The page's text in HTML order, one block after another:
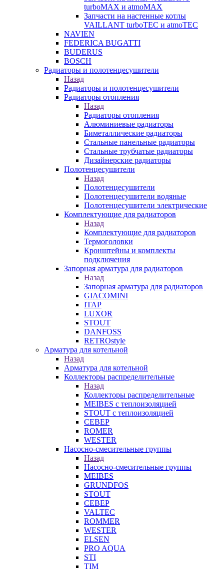
turboMAX и atmoMAX
Запчасти на настенные котлы
VAILLANT turboTEC и atmoTEC
NAVIEN
FEDERICA BUGATTI
BUDERUS
BOSCH
Радиаторы и полотенцесушители
Назад
Радиаторы и полотенцесушители
Радиаторы отопления
Назад
Радиаторы отопления
Алюминиевые радиаторы
Биметаллические радиаторы
Стальные панельные радиаторы
Стальные трубчатые радиаторы
Дизайнерские радиаторы
Полотенцесушители
Назад
Полотенцесушители
Полотенцесушители водяные
Полотенцесушители электрические
Комплектующие для радиаторов
Назад
Комплектующие для радиаторов
Термоголовки
Кронштейны и комплекты
подключения
Запорная арматура для радиаторов
Назад
Запорная арматура для радиаторов
GIACOMINI
ITAP
LUXOR
STOUT
DANFOSS
RETROstyle
Арматура для котельной
Назад
Арматура для котельной
Коллекторы распределительные
Назад
Коллекторы распределительные
MEIBES с теплоизоляцией
STOUT с теплоизоляцией
СЕВЕР
ROMER
WESTER
Насосно-смесительные группы
Назад
Насосно-смесительные группы
MEIBES
GRUNDFOS
STOUT
СЕВЕР
VALTEC
ROMMER
WESTER
ELSEN
PRO AQUA
STI
TIM